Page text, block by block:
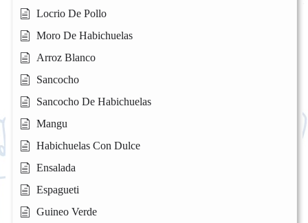
Locrio De Pollo
Moro De Habichuelas
Arroz Blanco
Sancocho
Sancocho De Habichuelas
Mangu
Habichuelas Con Dulce
Ensalada
Espagueti
Guineo Verde